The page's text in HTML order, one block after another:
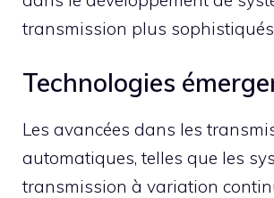
transmission plus
Technologies
Les avancées dans les
automatiques, telles que les
transmission à variation